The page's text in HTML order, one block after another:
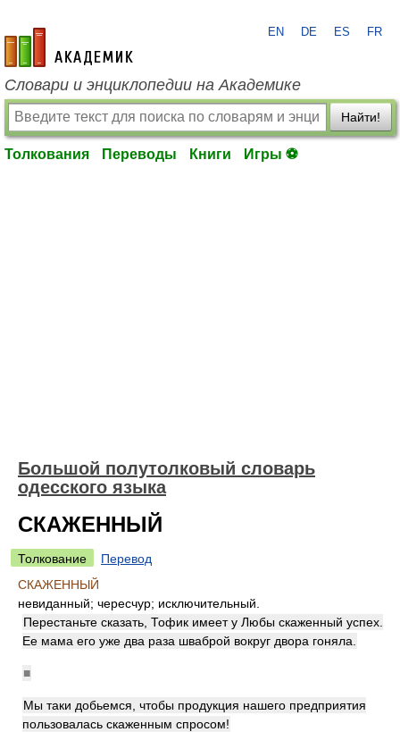
academic.ru
EN DE ES FR
Словари и энциклопедии на Академике
Найти!
Толкования Переводы Книги Игры ⚽
Большой полутолковый словарь
одесского языка
СКАЖЕННЫЙ
Толкование
Перевод
СКАЖЕННЫЙ
невиданный; чересчур; исключительный.
Перестаньте сказать, Тофик имеет у Любы скаженный успех.
Ее мама его уже два раза шваброй вокруг двора гоняла.
■
Мы таки добьемся, чтобы продукция нашего предприятия
пользовалась скаженным спросом!